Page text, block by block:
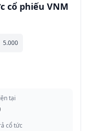
cổ phiếu VNM
5.000
tại
cổ tức